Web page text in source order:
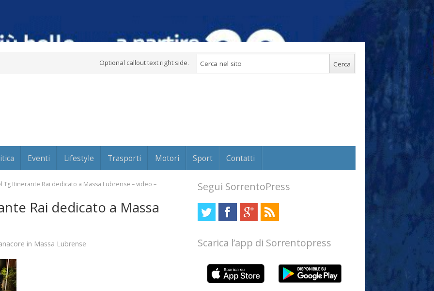
Optional callout text right side.
Eventi Lifestyle Trasporti Motori Sport Contatti
Tg Itinerante Rai dedicato a Massa Lubrense – video –
Rai dedicato a Massa
in Massa Lubrense
Segui SorrentoPress
Scarica l’app di Sorrentopress